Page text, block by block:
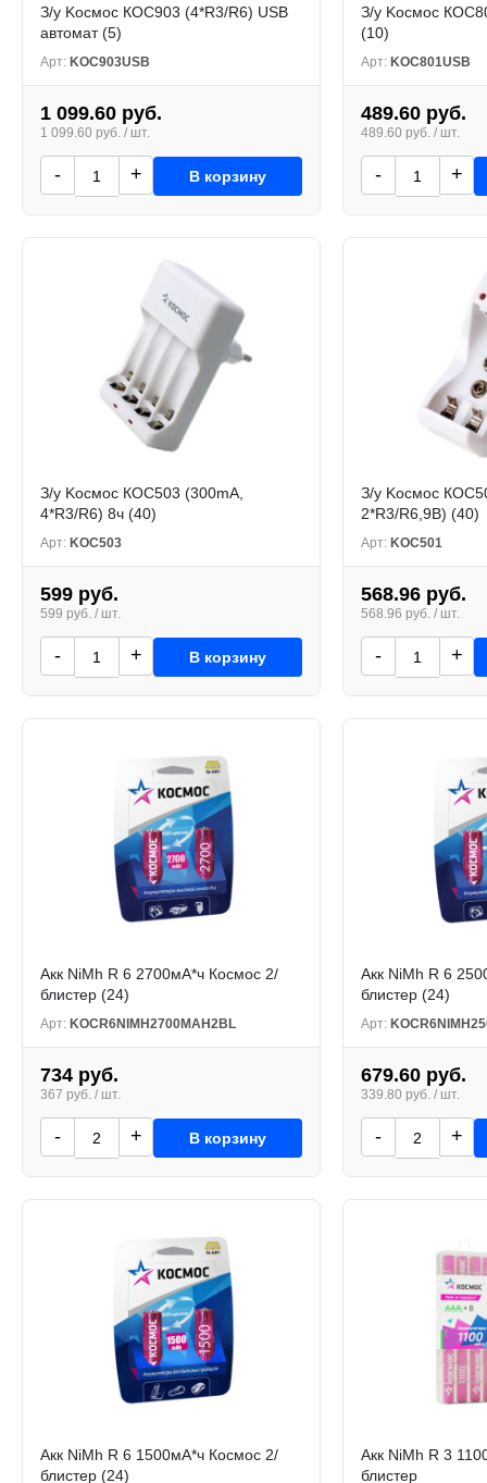
З/у Kосмос КОС903 (4*R3/R6) USB
автомат (5)
Арт: KOC903USB
1 099.60 руб.
1 099.60 руб. / шт.
- + В корзину
З/у Kосмос
(10)
Арт: KOC801USB
489.60 руб.
489.60 руб. / шт.
- +
З/у Kосмос КОС503 (300mA,
4*R3/R6) 8ч (40)
Арт: KOC503
599 руб.
599 руб. / шт.
- + В корзину
З/у Kосмос
2*R3/R6,9В) (40)
Арт: KOC501
568.96 руб.
568.96 руб. / шт.
- +
Акк NiMh R 6 2700мА*ч Космос 2/
блистер (24)
Арт: KOCR6NIMH2700MAH2BL
734 руб.
367 руб. / шт.
- + В корзину
Акк NiMh R 6
блистер (24)
Арт:
679.60 руб.
339.80 руб. / шт.
- +
Акк NiMh R 6 1500мА*ч Космос 2/
блистер (24)
Акк NiMh R 3
блистер